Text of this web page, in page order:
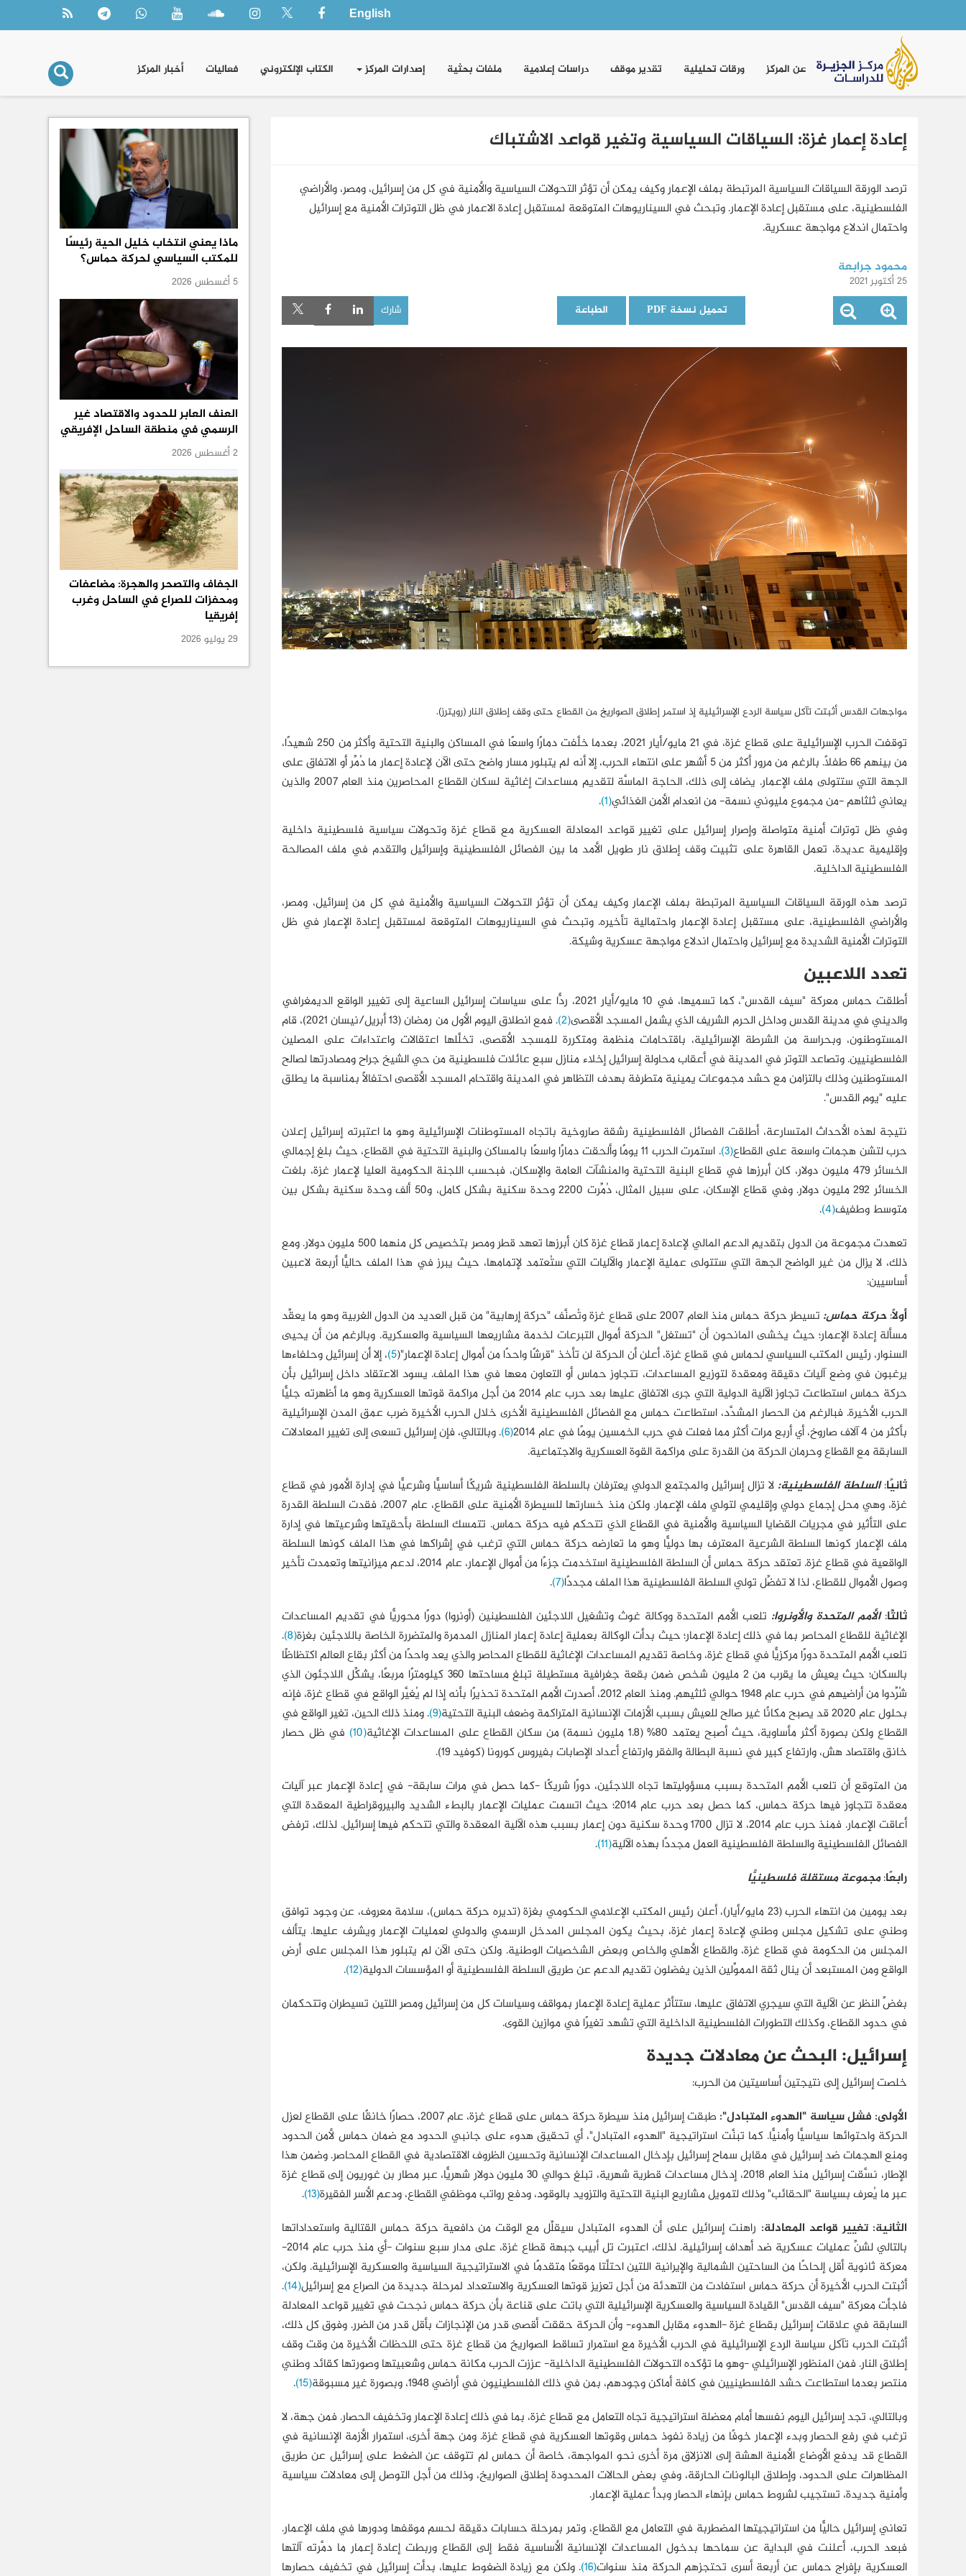
English
Main
navigation عن المركز ورقات تحليلية تقدير موقف دراسات إعلامية ملفات بحثية إصدارات المركز الكتاب الإلكتروني فعاليات أخبار المركز
إعادة إعمار غزة: السياقات السياسية وتغير قواعد الاشتباك
ترصد الورقة السياقات السياسية المرتبطة بملف الإعمار وكيف يمكن أن تؤثر التحولات السياسية والأمنية في كل من إسرائيل، ومصر، والأراضي
الفلسطينية، على مستقبل إعادة الإعمار. وتبحث في السيناريوهات المتوقعة لمستقبل إعادة الاعمار في ظل التوترات الأمنية مع إسرائيل
واحتمال اندلاع مواجهة عسكرية.
محمود جرابعة
25 أكتوبر 2021
تحميل نسخة PDF الطباعة شارك
مواجهات القدس أثبتت تآكل سياسة الردع الإسرائيلية إذ استمر إطلاق الصواريخ من القطاع حتى وقف إطلاق النار (رويترز).
توقفت الحرب الإسرائيلية على قطاع غزة، في 21 مايو/أيار 2021، بعدما خلَّفت دمارًا واسعًا في المساكن والبنية التحتية وأكثر من 250 شهيدًا،
من بينهم 66 طفلًا. بالرغم من مرور أكثر من 5 أشهر على انتهاء الحرب، إلا أنه لم يتبلور مسار واضح حتى الآن لإعادة إعمار ما دُمِّر أو الاتفاق على
الجهة التي ستتولى ملف الإعمار. يضاف إلى ذلك، الحاجة الماسَّة لتقديم مساعدات إغاثية لسكان القطاع المحاصرين منذ العام 2007 والذين
يعاني ثلثاهم -من مجموع مليوني نسمة- من انعدام الأمن الغذائي(1)
.
وفي ظل توترات أمنية متواصلة وإصرار إسرائيل على تغيير قواعد المعادلة العسكرية مع قطاع غزة وتحولات سياسية فلسطينية داخلية
وإقليمية عديدة، تعمل القاهرة على تثبيت وقف إطلاق نار طويل الأمد ما بين الفصائل الفلسطينية وإسرائيل والتقدم في ملف المصالحة
الفلسطينية الداخلية.
ترصد هذه الورقة السياقات السياسية المرتبطة بملف الإعمار وكيف يمكن أن تؤثر التحولات السياسية والأمنية في كل من إسرائيل، ومصر،
والأراضي الفلسطينية، على مستقبل إعادة الإعمار واحتمالية تأخيره. وتبحث في السيناريوهات المتوقعة لمستقبل إعادة الإعمار في ظل
التوترات الأمنية الشديدة مع إسرائيل واحتمال اندلاع مواجهة عسكرية وشيكة.
تعدد اللاعبين
أطلقت حماس معركة "سيف القدس"، كما تسميها، في 10 مايو/أيار 2021، ردًّا على سياسات إسرائيل الساعية إلى تغيير الواقع الديمغرافي
والديني في مدينة القدس وداخل الحرم الشريف الذي يشمل المسجد الأقصى(2)
. فمع انطلاق اليوم الأول من رمضان (13 أبريل/نيسان 2021)، قام
المستوطنون، وبحراسة من الشرطة الإسرائيلية، باقتحامات منظمة ومتكررة للمسجد الأقصى، تخلَّلها اعتقالات واعتداءات على المصلين
الفلسطينيين. وتصاعد التوتر في المدينة في أعقاب محاولة إسرائيل إخلاء منازل سبع عائلات فلسطينية من حي الشيخ جراح ومصادرتها لصالح
المستوطنين وذلك بالتزامن مع حشد مجموعات يمينية متطرفة بهدف التظاهر في المدينة واقتحام المسجد الأقصى احتفالًا بمناسبة ما يطلق
عليه "يوم القدس".
نتيجة لهذه الأحداث المتسارعة، أطلقت الفصائل الفلسطينية رشقة صاروخية باتجاه المستوطنات الإسرائيلية وهو ما اعتبرته إسرائيل إعلان
حرب لتشن هجمات واسعة على القطاع(3)
. استمرت الحرب 11 يومًا وألحقت دمارًا واسعًا بالمساكن والبنية التحتية في القطاع، حيث بلغ إجمالي
الخسائر 479 مليون دولار، كان أبرزها في قطاع البنية التحتية والمنشآت العامة والإسكان، فبحسب اللجنة الحكومية العليا لإعمار غزة، بلغت
الخسائر 292 مليون دولار. وفي قطاع الإسكان، على سبيل المثال، دُمِّرت 2200 وحدة سكنية بشكل كامل، و50 ألف وحدة سكنية بشكل بين
متوسط وطفيف(4)
.
تعهدت مجموعة من الدول بتقديم الدعم المالي لإعادة إعمار قطاع غزة كان أبرزها تعهد قطر ومصر بتخصيص كل منهما 500 مليون دولار. ومع
ذلك، لا يزال من غير الواضح الجهة التي ستتولى عملية الإعمار والآليات التي ستُعتمد لإتمامها، حيث يبرز في هذا الملف حاليًّا أربعة لاعبين
أساسيين:
أولًا:حركة حماس:
تسيطر حركة حماس منذ العام 2007 على قطاع غزة وتُصنَّف "حركة إرهابية" من قبل العديد من الدول الغربية وهو ما يعقِّد
مسألة إعادة الإعمار؛ حيث يخشى المانحون أن "تستغل" الحركة أموال التبرعات لخدمة مشاريعها السياسية والعسكرية. وبالرغم من أن يحيى
السنوار، رئيس المكتب السياسي لحماس في قطاع غزة، أعلن أن الحركة لن تأخذ "قرشًا واحدًا من أموال إعادة الإعمار"(5) ، إلا أن إسرائيل وحلفاءها
يرغبون في وضع آليات دقيقة ومعقدة لتوزيع المساعدات، تتجاوز حماس أو التعاون معها في هذا الملف. يسود الاعتقاد داخل إسرائيل بأن
حركة حماس استطاعت تجاوز الآلية الدولية التي جرى الاتفاق عليها بعد حرب عام 2014 من أجل مراكمة قوتها العسكرية وهو ما أظهرته جليًّا
الحرب الأخيرة. فبالرغم من الحصار المشدَّد، استطاعت حماس مع الفصائل الفلسطينية الأخرى خلال الحرب الأخيرة ضرب عمق المدن الإسرائيلية
بأكثر من 4 آلاف صاروخ، أي أربع مرات أكثر مما فعلت في حرب الخمسين يومًا في عام 2014
(6) . وبالتالي، فإن إسرائيل تسعى إلى تغيير المعادلات
السابقة مع القطاع وحرمان الحركة من القدرة على مراكمة القوة العسكرية والاجتماعية.
ثانيًا:السلطة الفلسطينية: لا تزال إسرائيل والمجتمع الدولي يعترفان بالسلطة الفلسطينية شريكًا أساسيًّا وشرعيًّا في إدارة الأمور في قطاع
غزة، وهي محل إجماع دولي وإقليمي لتولي ملف الإعمار. ولكن منذ خسارتها للسيطرة الأمنية على القطاع، عام 2007، فقدت السلطة القدرة
على التأثير في مجريات القضايا السياسية والأمنية في القطاع الذي تتحكم فيه حركة حماس. تتمسك السلطة بأحقيتها وشرعيتها في إدارة
ملف الإعمار كونها السلطة الشرعية المعترف بها دوليًّا وهو ما تعارضه حركة حماس التي ترغب في إشراكها في هذا الملف كونها السلطة
الواقعية في قطاع غزة. تعتقد حركة حماس أن السلطة الفلسطينية استخدمت جزءًا من أموال الإعمار، عام 2014، لدعم ميزانيتها وتعمدت تأخير
وصول الأموال للقطاع، لذا لا تفضِّل تولي السلطة الفلسطينية هذا الملف مجددًا(7)
.
ثالثًا:الأمم المتحدة والأونروا: تلعب الأمم المتحدة ووكالة غوث وتشغيل اللاجئين الفلسطينين (أونروا) دورًا محوريًّا في تقديم المساعدات
الإغاثية للقطاع المحاصر بما في ذلك إعادة الإعمار؛ حيث بدأت الوكالة بعملية إعادة إعمار المنازل المدمرة والمتضررة الخاصة باللاجئين بغزة(8)
.
تلعب الأمم المتحدة دورًا مركزيًّا في قطاع غزة، وخاصة تقديم المساعدات الإغاثية للقطاع المحاصر والذي يعد واحدًا من أكثر بقاع العالم اكتظاظًا
بالسكان؛ حيث يعيش ما يقرب من 2 مليون شخص ضمن بقعة جغرافية مستطيلة تبلغ مساحتها 360 كيلومترًا مربعًا، يشكِّل اللاجئون الذي
شُرِّدوا من أراضيهم في حرب عام 1948 حوالي ثلثيهم. ومنذ العام 2012، أصدرت الأمم المتحدة تحذيرًا بأنه إذا لم يُغيَّر الواقع في قطاع غزة، فإنه
بحلول عام 2020 قد يصبح مكانًا غير صالح للعيش بسبب الأزمات الإنسانية المتراكمة وضعف البنية التحتية
(9) . ومنذ ذلك الحين، تغير الواقع في
القطاع ولكن بصورة أكثر مأساوية، حيث أصبح يعتمد 80% (1.8 مليون نسمة) من سكان القطاع على المساعدات الإغاثية
(10)
في ظل حصار
خانق واقتصاد هش، وارتفاع كبير في نسبة البطالة والفقر وارتفاع أعداد الإصابات بفيروس كورونا (كوفيد 19).
من المتوقع أن تلعب الأمم المتحدة بسبب مسؤوليتها تجاه اللاجئين، دورًا شريكًا -كما حصل في مرات سابقة- في إعادة الإعمار عبر آليات
معقدة تتجاوز فيها حركة حماس، كما حصل بعد حرب عام 2014؛ حيث اتسمت عمليات الإعمار بالبطء الشديد والبيروقراطية المعقدة التي
أعاقت الإعمار. فمنذ حرب عام 2014، لا تزال 1700 وحدة سكنية دون إعمار بسبب هذه الآلية المعقدة والتي تتحكم فيها إسرائيل. لذلك، ترفض
الفصائل الفلسطينية والسلطة الفلسطينية العمل مجددًا بهذه الآلية(11)
.
رابعًا:مجموعة مستقلة فلسطينيًّا
بعد يومين من انتهاء الحرب (23 مايو/أيار)، أعلن رئيس المكتب الإعلامي الحكومي بغزة (تديره حركة حماس)، سلامة معروف، عن وجود توافق
وطني على تشكيل مجلس وطني لإعادة إعمار غزة، بحيث يكون المجلس المدخل الرسمي والدولي لعمليات الإعمار ويشرف عليها. يتألف
المجلس من الحكومة في قطاع غزة، والقطاع الأهلي والخاص وبعض الشخصيات الوطنية. ولكن حتى الآن لم يتبلور هذا المجلس على أرض
الواقع ومن المستبعد أن ينال ثقة المموِّلين الذين يفضلون تقديم الدعم عن طريق السلطة الفلسطينية أو المؤسسات الدولية(12)
.
بغضِّ النظر عن الآلية التي سيجري الاتفاق عليها، ستتأثر عملية إعادة الإعمار بمواقف وسياسات كل من إسرائيل ومصر اللتين تسيطران وتتحكمان
في حدود القطاع، وكذلك التطورات الفلسطينية الداخلية التي تشهد تغيرًا في موازين القوى.
إسرائيل: البحث عن معادلات جديدة
خلصت إسرائيل إلى نتيجتين أساسيتين من الحرب:
الأولى: فشل سياسة "الهدوء المتبادل":
طبقت إسرائيل منذ سيطرة حركة حماس على قطاع غزة، عام 2007، حصارًا خانقًا على القطاع لعزل
الحركة واحتوائها سياسيًّا وأمنيًّا. كما تبنَّت استراتيجية "الهدوء المتبادل"، أي تحقيق هدوء على جانبي الحدود مع ضمان حماس لأمن الحدود
ومنع الهجمات ضد إسرائيل في مقابل سماح إسرائيل بإدخال المساعدات الإنسانية وتحسين الظروف الاقتصادية في القطاع المحاصر. وضمن هذا
الإطار، نسَّقت إسرائيل منذ العام 2018، إدخال مساعدات قطرية شهرية، تبلغ حوالي 30 مليون دولار شهريًّا، عبر مطار بن غوريون إلى قطاع غزة
عبر ما يُعرف بسياسة "الحقائب" وذلك لتمويل مشاريع البنية التحتية والتزويد بالوقود، ودفع رواتب موظفي القطاع، ودعم الأسر الفقيرة(13)
.
الثانية: تغيير قواعد المعادلة: راهنت إسرائيل على أن الهدوء المتبادل سيقلِّل مع الوقت من دافعية حركة حماس القتالية واستعداداتها
بالتالي لشنِّ عمليات عسكرية ضد أهداف إسرائيلية. لذلك، اعتبرت تل أبيب جبهة قطاع غزة، على مدار سبع سنوات -أي منذ حرب عام 2014-
معركة ثانوية أقل إلحاحًا من الساحتين الشمالية والإيرانية اللتين احتلَّتا موقعًا متقدمًا في الاستراتيجية السياسية والعسكرية الإسرائيلية. ولكن،
أثبتت الحرب الأخيرة أن حركة حماس استفادت من التهدئة من أجل تعزيز قوتها العسكرية والاستعداد لمرحلة جديدة من الصراع مع إسرائيل(14)
.
فاجأت معركة "سيف القدس" القيادة السياسية والعسكرية الإسرائيلية التي باتت على قناعة بأن حركة حماس نجحت في تغيير قواعد المعادلة
السابقة في علاقات إسرائيل بقطاع غزة -الهدوء مقابل الهدوء- وأن الحركة حققت أقصى قدر من الإنجازات بأقل قدر من الضرر. وفوق كل ذلك،
أثبتت الحرب تآكل سياسة الردع الإسرائيلية في الحرب الأخيرة مع استمرار تساقط الصواريخ من قطاع غزة حتى اللحظات الأخيرة من وقت وقف
إطلاق النار. فمن المنظور الإسرائيلي -وهو ما تؤكده التحولات الفلسطينية الداخلية- عززت الحرب مكانة حماس وشعبيتها وصورتها كقائد وطني
منتصر بعدما استطاعت حشد الفلسطينيين في كافة أماكن وجودهم، بمن في ذلك الفلسطينيون في أراضي 1948، وبصورة غير مسبوقة
(15)
.
وبالتالي، تجد إسرائيل اليوم نفسها أمام معضلة استراتيجية تجاه التعامل مع قطاع غزة، بما في ذلك إعادة الإعمار وتخفيف الحصار. فمن جهة، لا
ترغب في رفع الحصار وبدء الإعمار خوفًا من زيادة نفوذ حماس وقوتها العسكرية في قطاع غزة. ومن جهة أخرى، استمرار الأزمة الإنسانية في
القطاع قد يدفع الأوضاع الأمنية الهشة إلى الانزلاق مرة أخرى نحو المواجهة، خاصة أن حماس لم تتوقف عن الضغط على إسرائيل عن طريق
المظاهرات على الحدود، وإطلاق البالونات الحارقة، وفي بعض الحالات المحدودة إطلاق الصواريخ، وذلك من أجل التوصل إلى معادلات سياسية
وأمنية جديدة، تستجيب لشروط حماس بإنهاء الحصار وبدأ عملية الإعمار.
تعاني إسرائيل حاليًّا من استراتيجيتها المضطربة في التعامل مع القطاع، وتمر بمرحلة حسابات دقيقة لحسم موقفها ودورها في ملف الإعمار.
فبعد الحرب، أعلنت في البداية عن سماحها بدخول المساعدات الإنسانية الأساسية فقط إلى القطاع وربطت إعادة إعمار ما دمَّرته آلتها
العسكرية بإفراج حماس عن أربعة أسرى تحتجزهم الحركة منذ سنوات(16) . ولكن مع زيادة الضغوط عليها، بدأت إسرائيل في تخفيف حصارها
ماذا يعني انتخاب خليل الحية رئيسًا
للمكتب السياسي لحركة حماس؟
5 أغسطس 2026
العنف العابر للحدود والاقتصاد غير
الرسمي في منطقة الساحل الإفريقي
2 أغسطس 2026
الجفاف والتصحر والهجرة: مضاعفات
ومحفزات للصراع في الساحل وغرب
إفريقيا
29 يوليو 2026